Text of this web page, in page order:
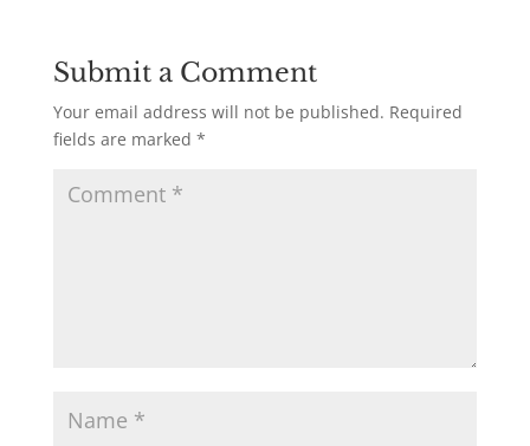
Submit a Comment
Your email address will not be published. Required
fields are marked *